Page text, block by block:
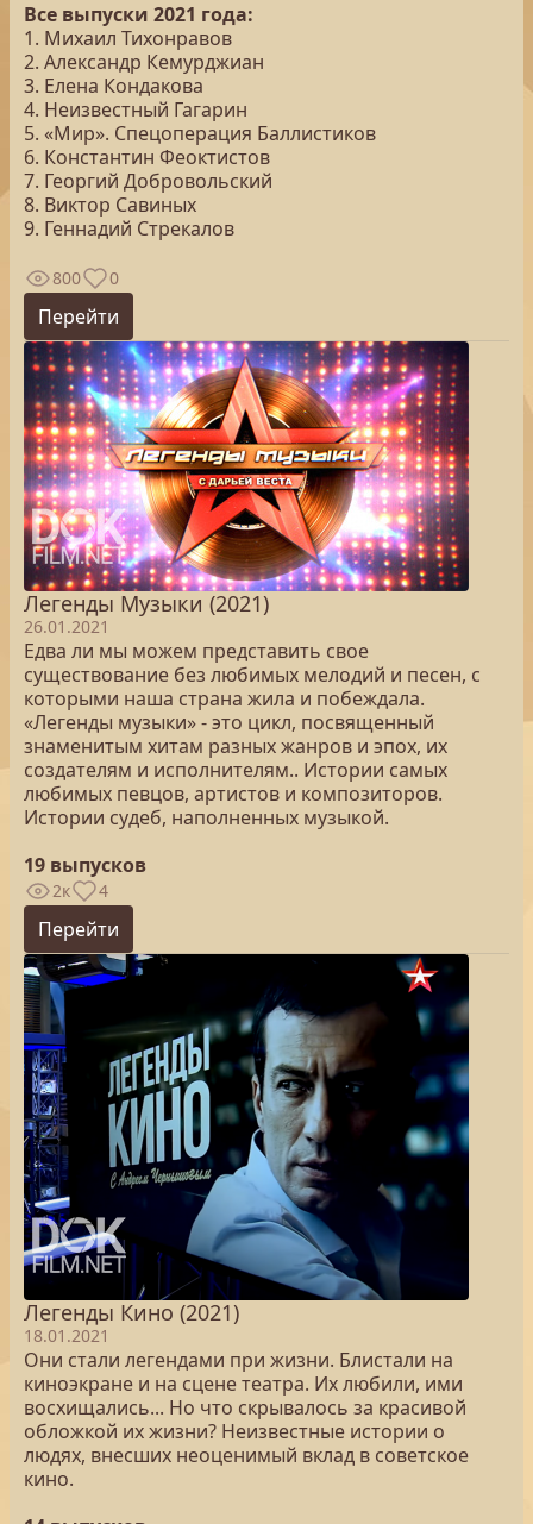
Все выпуски 2021 года:
1. Михаил Тихонравов
2. Александр Кемурджиан
3. Елена Кондакова
4. Неизвестный Гагарин
5. «Мир». Спецоперация Баллистиков
6. Константин Феоктистов
7. Георгий Добровольский
8. Виктор Савиных
9. Геннадий Стрекалов
800 0
Перейти
Легенды Музыки (2021)
26.01.2021
Едва ли мы можем представить свое
существование без любимых мелодий и песен, с
которыми наша страна жила и побеждала.
«Легенды музыки» - это цикл, посвященный
знаменитым хитам разных жанров и эпох, их
создателям и исполнителям.. Истории самых
любимых певцов, артистов и композиторов.
Истории судеб, наполненных музыкой.
19 выпусков
2к 4
Перейти
Легенды Кино (2021)
18.01.2021
Они стали легендами при жизни. Блистали на
киноэкране и на сцене театра. Их любили, ими
восхищались... Но что скрывалось за красивой
обложкой их жизни? Неизвестные истории о
людях, внесших неоценимый вклад в советское
кино.